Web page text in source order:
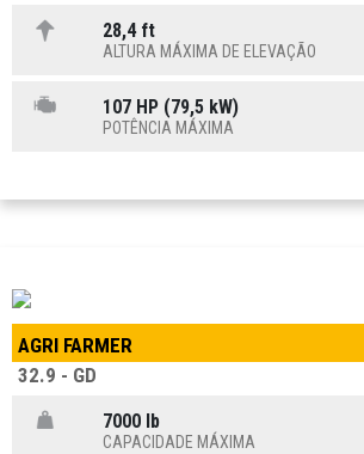
28,4 ft
ALTURA MÁXIMA DE ELEVAÇÃO
107 HP (79,5 kW)
POTÊNCIA MÁXIMA
AGRI FARMER
32.9 - GD
7000 lb
CAPACIDADE MÁXIMA